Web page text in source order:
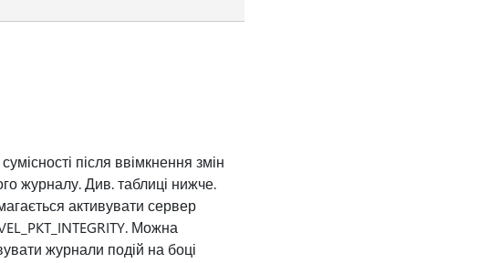
після ввімкнення змін
журналу. Див. таблиці нижче.
активувати сервер
Можна
журнали подій на боці